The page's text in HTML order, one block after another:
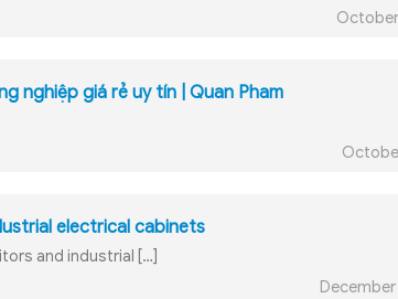
nghiệp giá rẻ uy tín | Quan Pham
electrical cabinets
and industrial […]